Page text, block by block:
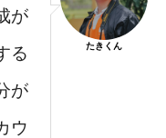
が
る
が
ウ
たきくん